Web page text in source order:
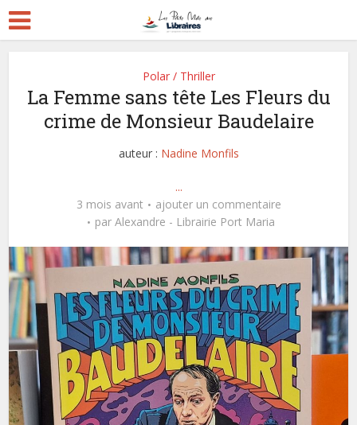
Polar / Thriller
La Femme sans tête Les Fleurs du
crime de Monsieur Baudelaire
auteur : Nadine Monfils
...
3 mois avant
ajouter un commentaire
par Alexandre - Librairie Port Maria